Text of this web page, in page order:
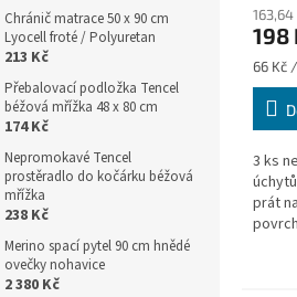
Chránič matrace 50 x 90 cm
Lyocell froté / Polyuretan
213 Kč
Přebalovací podložka Tencel
béžová mřížka 48 x 80 cm
174 Kč
Nepromokavé Tencel
prostěradlo do kočárku béžová
mřížka
238 Kč
Merino spací pytel 90 cm hnědé
ovečky nohavice
2 380 Kč
198
Měrná
cena:
66 Kč
3 ks
prát